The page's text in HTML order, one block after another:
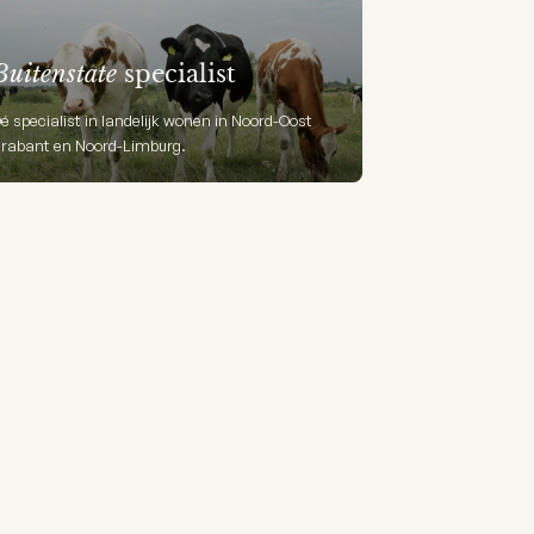
specialist
specialist in landelijk wonen in Noord-Oost
en Noord-Limburg.